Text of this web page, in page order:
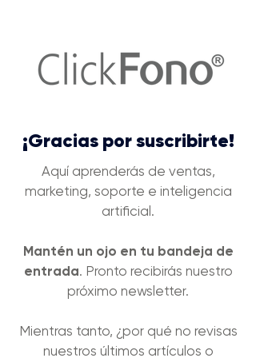
¡Gracias por suscribirte!
Aquí aprenderás de ventas,
marketing, soporte e inteligencia
artificial.
Mantén un ojo en tu bandeja de
entrada. Pronto recibirás nuestro
próximo newsletter.
Mientras tanto, ¿por qué no revisas
nuestros últimos artículos o